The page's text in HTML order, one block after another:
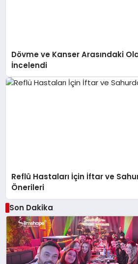
Dövme ve Kanser Arasındaki
İncelendi
Reflü Hastaları İçin İftar ve
Önerileri
Son Dakika